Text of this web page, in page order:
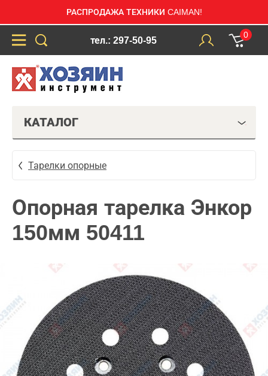
РАСПРОДАЖА ТЕХНИКИ CAIMAN!
тел.: 297-50-95
0
КАТАЛОГ
Тарелки опорные
Опорная тарелка Энкор
150мм 50411